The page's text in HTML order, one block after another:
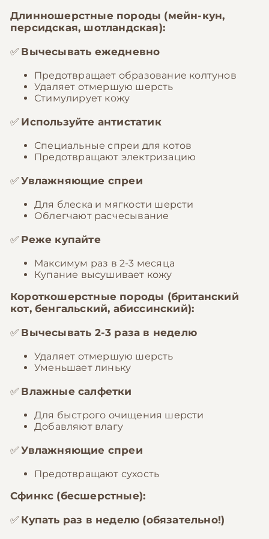
Длинношерстные породы (мейн-кун,
персидская, шотландская):
✅ Вычесывать ежедневно
Предотвращает образование колтунов
Удаляет отмершую шерсть
Стимулирует кожу
✅ Используйте антистатик
Специальные спреи для котов
Предотвращают электризацию
✅Увлажняющие спреи
Для блеска и мягкости шерсти
Облегчают расчесывание
✅ Реже купайте
Максимум раз в 2-3 месяца
Купание высушивает кожу
Короткошерстные породы (британский
кот, бенгальский, абиссинский):
✅ Вычесывать 2-3 раза в неделю
Удаляет отмершую шерсть
Уменьшает линьку
✅ Влажные салфетки
Для быстрого очищения шерсти
Добавляют влагу
✅Увлажняющие спреи
Предотвращают сухость
Сфинкс (бесшерстные):
✅ Купать раз в неделю (обязательно!)